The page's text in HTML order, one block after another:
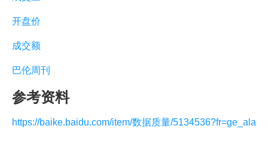
开盘价
成交额
巴伦周刊
参考资料
https://baike.baidu.com/item/数据质量/5134536?fr=ge_ala